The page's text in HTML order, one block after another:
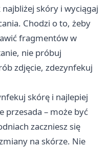
skóry i wyciągaj
Chodzi o to, żeby
fragmentów w
nie próbuj
zdjęcie, zdezynfekuj
skórę i najlepiej
przesada – może być
zaczniesz się
na skórze. Nie